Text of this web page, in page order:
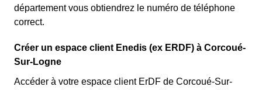
département vous obtiendrez le numéro de téléphone
correct.
Créer un espace client Enedis (ex ERDF) à Corcoué-
Sur-Logne
Accéder à votre espace client ErDF de Corcoué-Sur-